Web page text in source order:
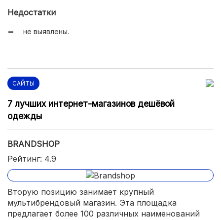
Недостатки
не выявлены.
САЙТЫ
7 лучших интернет-магазинов дешёвой
одежды
BRANDSHOP
Рейтинг: 4.9
Вторую позицию занимает крупный
мультибрендовый магазин. Эта площадка
предлагает более 100 различных наименований